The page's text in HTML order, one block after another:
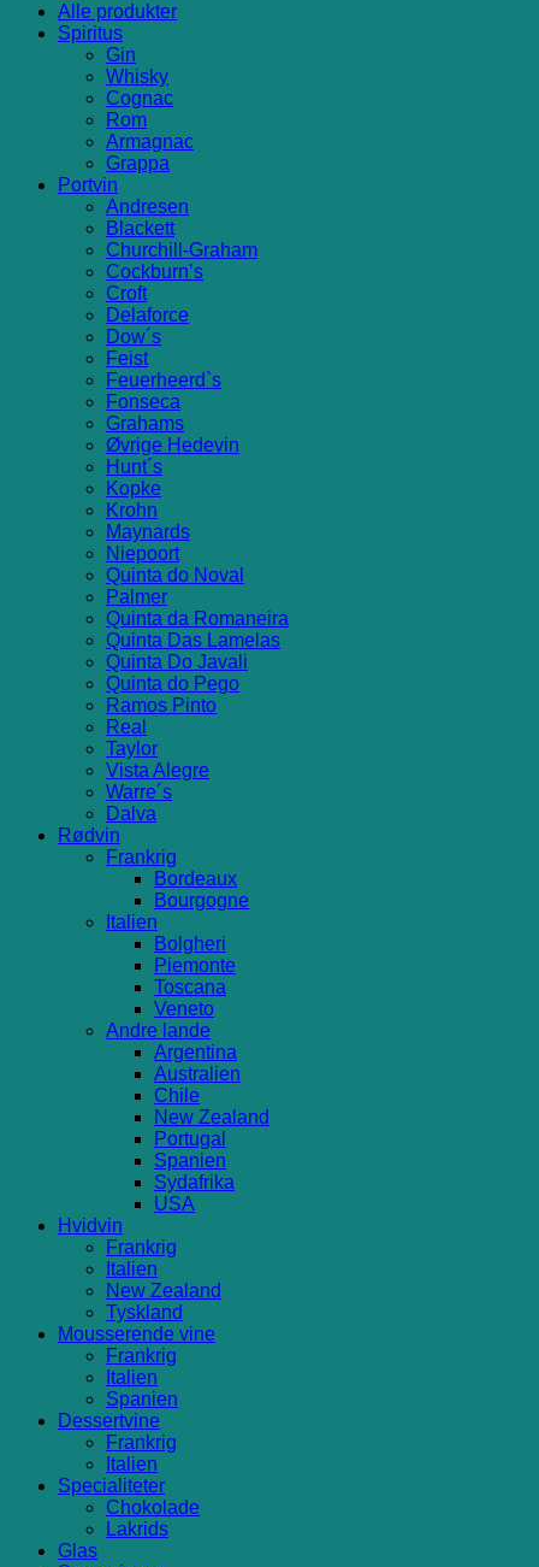
Alle produkter
Spiritus
Gin
Whisky
Cognac
Rom
Armagnac
Grappa
Portvin
Andresen
Blackett
Churchill-Graham
Cockburn’s
Croft
Delaforce
Dow´s
Feist
Feuerheerd`s
Fonseca
Grahams
Øvrige Hedevin
Hunt´s
Kopke
Krohn
Maynards
Niepoort
Quinta do Noval
Palmer
Quinta da Romaneira
Quinta Das Lamelas
Quinta Do Javali
Quinta do Pego
Ramos Pinto
Real
Taylor
Vista Alegre
Warre´s
Dalva
Rødvin
Frankrig
Bordeaux
Bourgogne
Italien
Bolgheri
Piemonte
Toscana
Veneto
Andre lande
Argentina
Australien
Chile
New Zealand
Portugal
Spanien
Sydafrika
USA
Hvidvin
Frankrig
Italien
New Zealand
Tyskland
Mousserende vine
Frankrig
Italien
Spanien
Dessertvine
Frankrig
Italien
Specialiteter
Chokolade
Lakrids
Glas